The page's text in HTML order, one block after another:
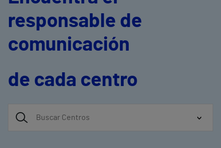
responsable de
comunicación
de cada centro